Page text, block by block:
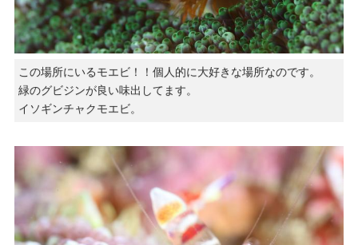
この場所にいるモエビ！！個人的に大好きな場所なのです。
緑のグビジンが良い味出してます。
イソギンチャクモエビ。